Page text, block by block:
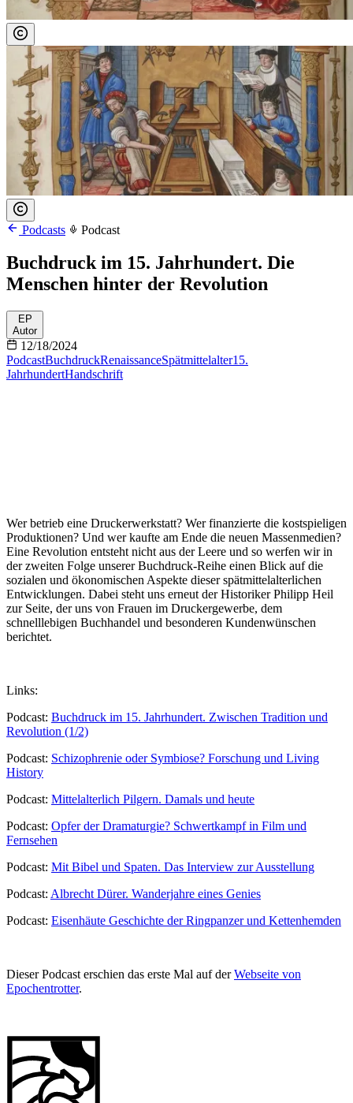
Podcasts Podcast
Buchdruck im 15. Jahrhundert. Die
Menschen hinter der Revolution
EP
Autor
12/18/2024
PodcastBuchdruckRenaissanceSpätmittelalter15.
JahrhundertHandschrift
Wer betrieb eine Druckerwerkstatt? Wer finanzierte die kostspieligen
Produktionen? Und wer kaufte am Ende die neuen Massenmedien?
Eine Revolution entsteht nicht aus der Leere und so werfen wir in
der zweiten Folge unserer Buchdruck-Reihe einen Blick auf die
sozialen und ökonomischen Aspekte dieser spätmittelalterlichen
Entwicklungen. Dabei steht uns erneut der Historiker Philipp Heil
zur Seite, der uns von Frauen im Druckergewerbe, dem
schnelllebigen Buchhandel und besonderen Kundenwünschen
berichtet.
Links:
Podcast: ⁠ Buchdruck im 15. Jahrhundert. Zwischen Tradition und
Revolution (1/2)
Podcast: Schizophrenie oder Symbiose? Forschung und Living
History
Podcast: Mittelalterlich Pilgern. Damals und heute
Podcast: Opfer der Dramaturgie? Schwertkampf in Film und
Fernsehen
Podcast: Mit Bibel und Spaten. Das Interview zur Ausstellung
Podcast: Albrecht Dürer. Wanderjahre eines Genies
Podcast: Eisenhäute Geschichte der Ringpanzer und Kettenhemden
Dieser Podcast erschien das erste Mal auf derWebseite von
Epochentrotter.